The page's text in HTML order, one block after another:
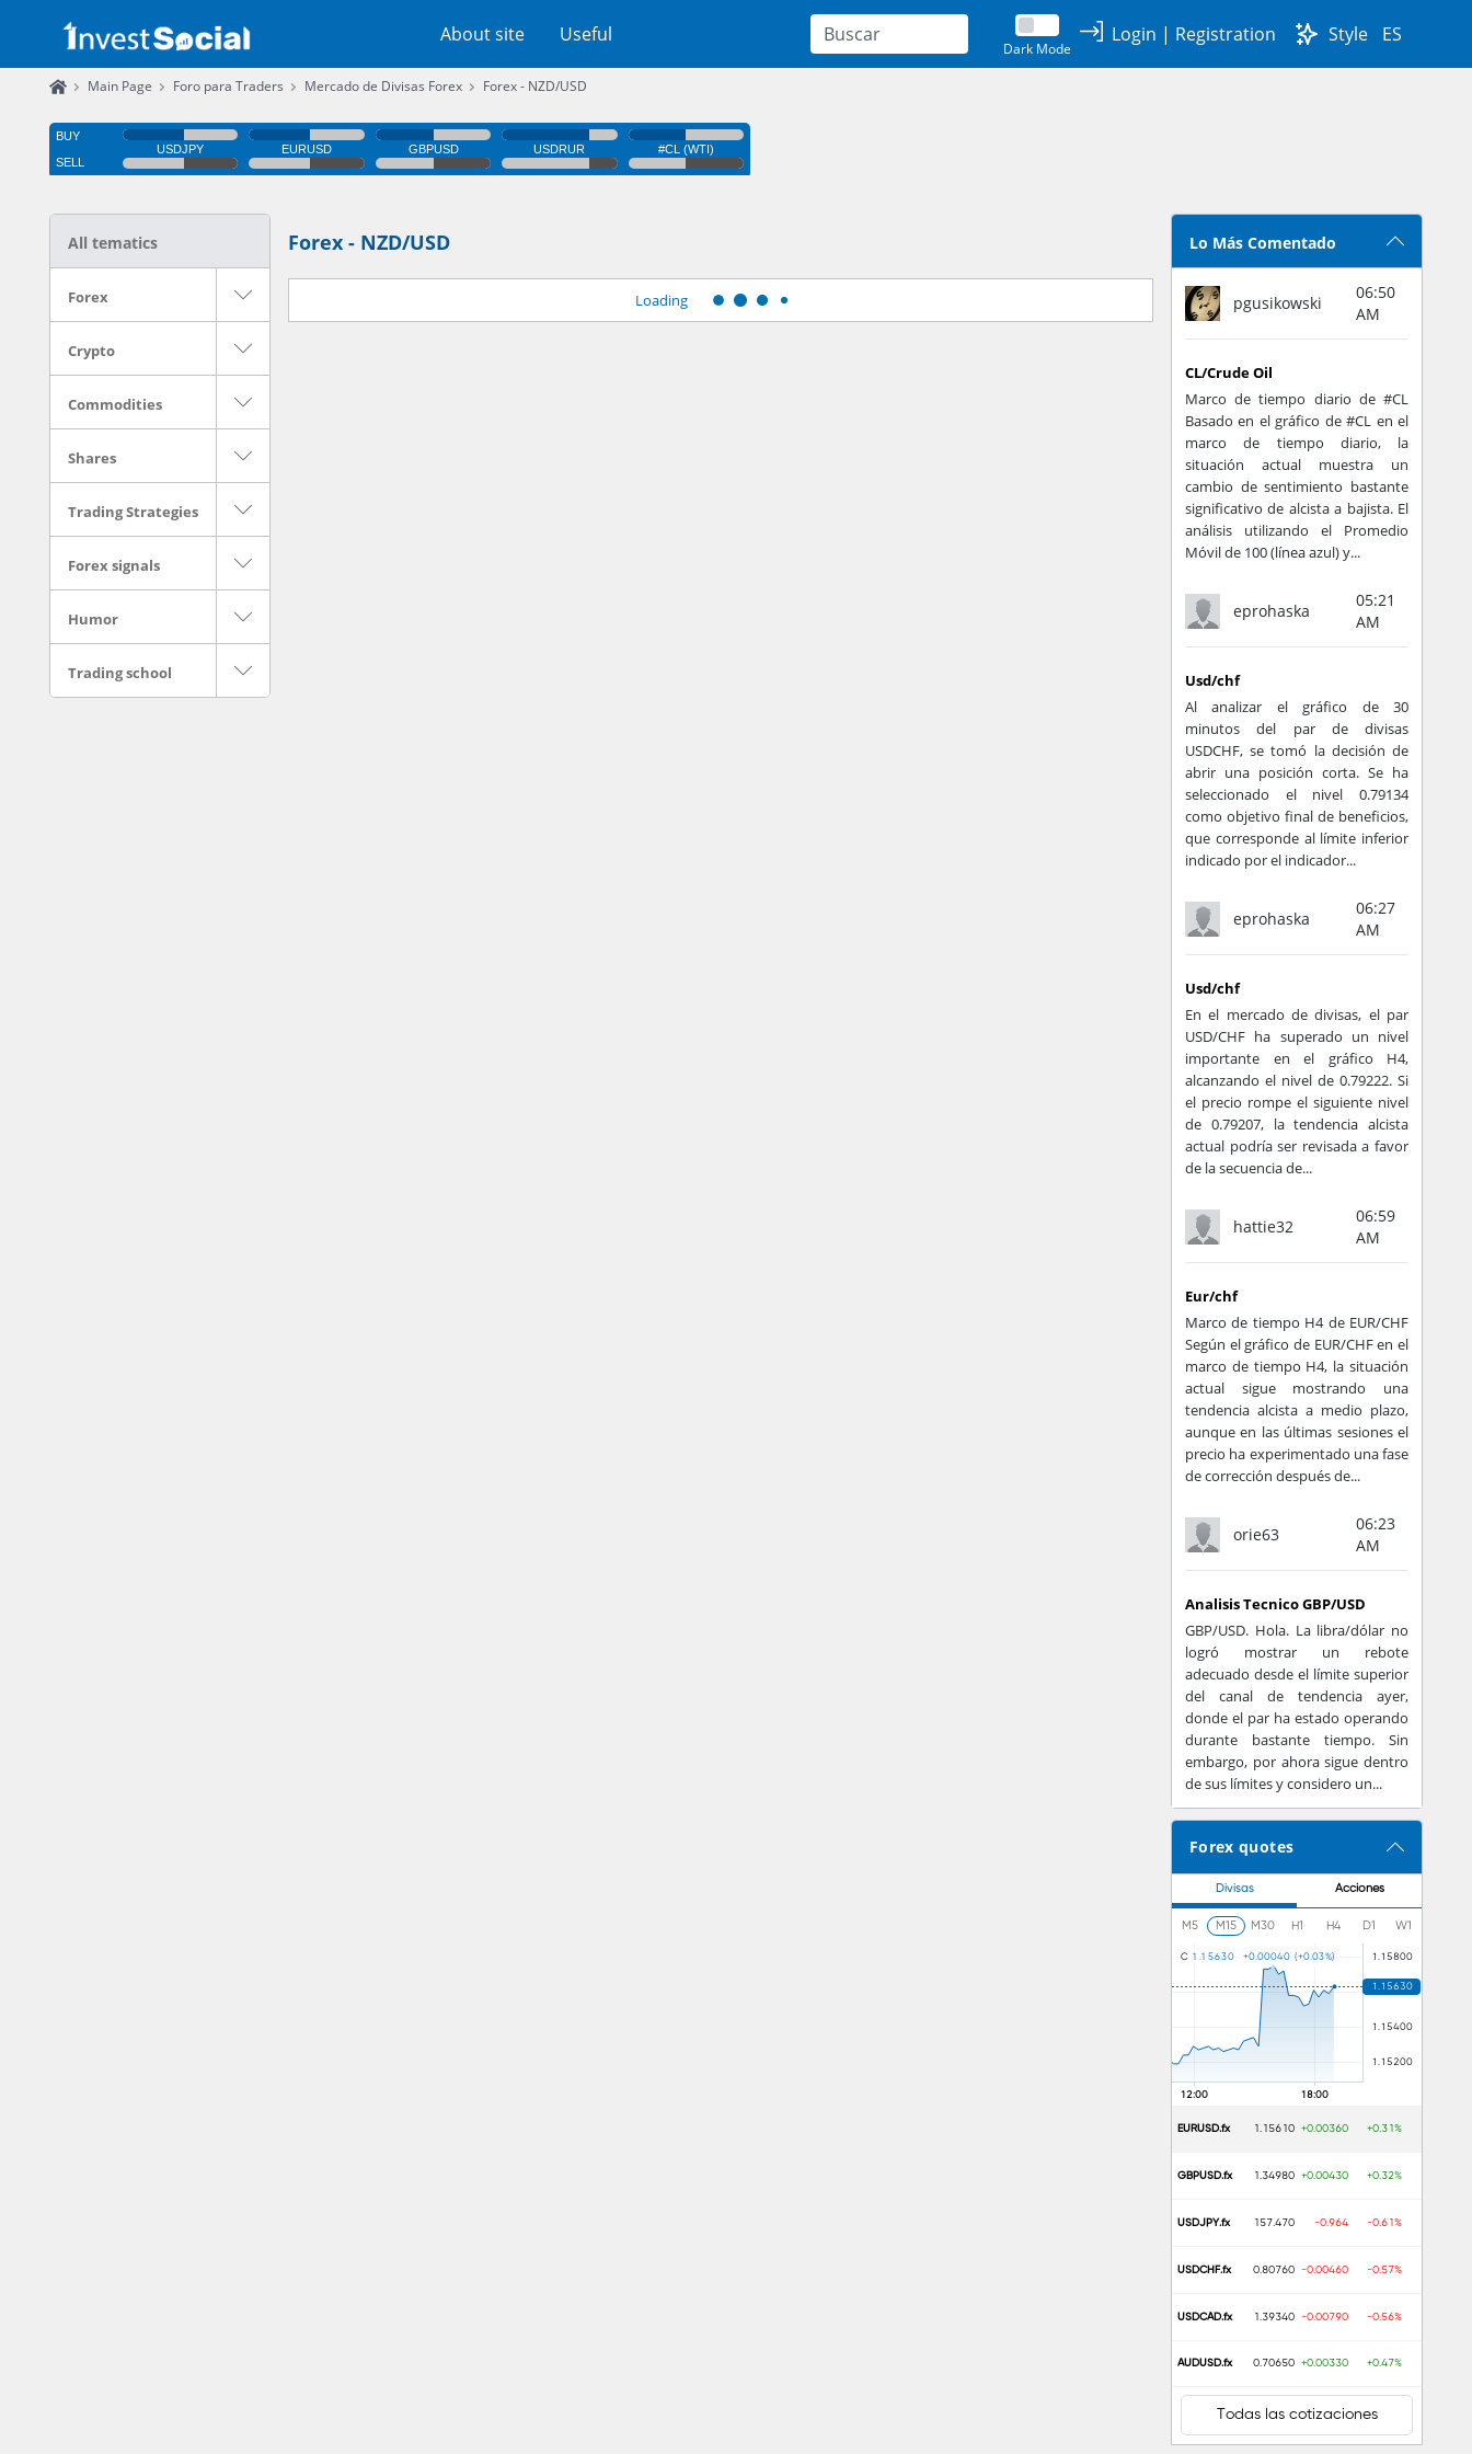
About site Useful
Dark Mode
Login | Registration Style ES
Main Page Foro para Traders Mercado de Divisas Forex Forex - NZD/USD
All tematics
Forex
Crypto
Commodities
Shares
Trading Strategies
Forex signals
Humor
Trading school
Forex - NZD/USD
Loading
Lo Más Comentado
pgusikowski
06:50
AM
CL/Crude Oil
Marco de tiempo diario de #CL
Basado en el gráfico de #CL en el
marco de tiempo diario, la
situación actual muestra un
cambio de sentimiento bastante
significativo de alcista a bajista. El
análisis utilizando el Promedio
Móvil de 100 (línea azul) y...
eprohaska
05:21
AM
Usd/chf
Al analizar el gráfico de 30
minutos del par de divisas
USDCHF, se tomó la decisión de
abrir una posición corta. Se ha
seleccionado el nivel 0.79134
como objetivo final de beneficios,
que corresponde al límite inferior
indicado por el indicador...
eprohaska
06:27
AM
Usd/chf
En el mercado de divisas, el par
USD/CHF ha superado un nivel
importante en el gráfico H4,
alcanzando el nivel de 0.79222. Si
el precio rompe el siguiente nivel
de 0.79207, la tendencia alcista
actual podría ser revisada a favor
de la secuencia de...
hattie32
06:59
AM
Eur/chf
Marco de tiempo H4 de EUR/CHF
Según el gráfico de EUR/CHF en el
marco de tiempo H4, la situación
actual sigue mostrando una
tendencia alcista a medio plazo,
aunque en las últimas sesiones el
precio ha experimentado una fase
de corrección después de...
orie63
06:23
AM
Analisis Tecnico GBP/USD
GBP/USD. Hola. La libra/dólar no
logró mostrar un rebote
adecuado desde el límite superior
del canal de tendencia ayer,
donde el par ha estado operando
durante bastante tiempo. Sin
embargo, por ahora sigue dentro
de sus límites y considero un...
Forex quotes
Divisas Acciones
M5 M15 M30 H1 H4 D1 W1
C 1 .1 5630 +0.00040 (+0.03%)
EURUSD.fx 1.15610 +0.00360 +0.31%
GBPUSD.fx 1.34980 +0.00430 +0.32%
USDJPY.fx 157.470 -0.964 -0.61%
USDCHF.fx 0.80760 -0.00460 -0.57%
USDCAD.fx 1.39340 -0.00790 -0.56%
AUDUSD.fx 0.70650 +0.00330 +0.47%
Todas las cotizaciones